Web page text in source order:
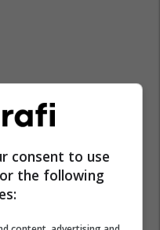
consent to use
the following